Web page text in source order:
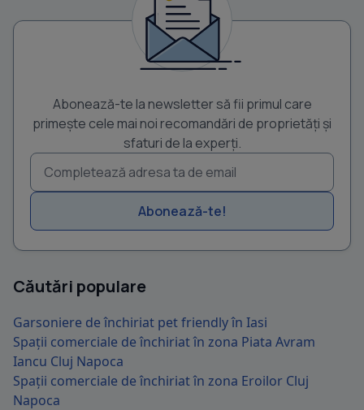
Abonează-te la newsletter să fii primul care
primește cele mai noi recomandări de proprietăți și
sfaturi de la experți.
Abonează-te!
Căutări populare
Garsoniere de închiriat pet friendly în Iasi
Spații comerciale de închiriat în zona Piata Avram
Iancu Cluj Napoca
Spații comerciale de închiriat în zona Eroilor Cluj
Napoca